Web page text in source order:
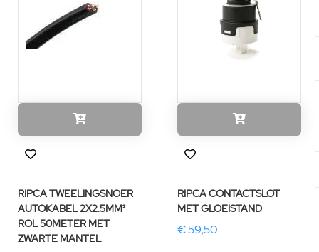
RIPCA TWEELINGSNOER
AUTOKABEL 2X2.5MM²
ROL 50METER MET
ZWARTE MANTEL
RIPCA CONTACTSLOT
MET GLOEISTAND
€ 59,50